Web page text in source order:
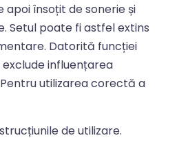
apoi însoțit de sonerie și
Setul poate fi astfel extins
Datorită funcției
exclude influențarea
utilizarea corectă a
de utilizare.